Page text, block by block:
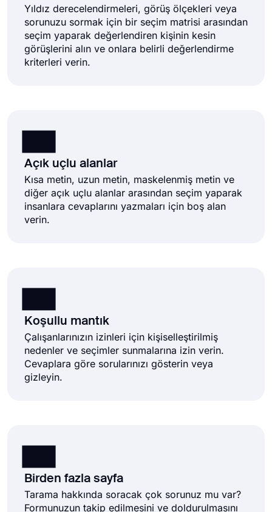
Yıldız derecelendirmeleri, görüş ölçekleri veya
sorunuzu sormak için bir seçim matrisi arasından
seçim yaparak değerlendiren kişinin kesin
görüşlerini alın ve onlara belirli değerlendirme
kriterleri verin.
Açık uçlu alanlar
Kısa metin, uzun metin, maskelenmiş metin ve
diğer açık uçlu alanlar arasından seçim yaparak
insanlara cevaplarını yazmaları için boş alan
verin.
Koşullu mantık
Çalışanlarınızın izinleri için kişiselleştirilmiş
nedenler ve seçimler sunmalarına izin verin.
Cevaplara göre sorularınızı gösterin veya
gizleyin.
Birden fazla sayfa
Tarama hakkında soracak çok sorunuz mu var?
Formunuzun takip edilmesini ve doldurulmasını